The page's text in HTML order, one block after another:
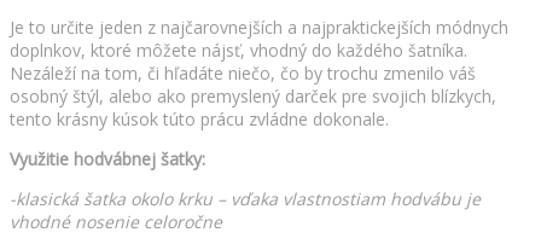
Je to určite jeden z najčarovnejších a najpraktickejších módnych
doplnkov, ktoré môžete nájsť, vhodný do každého šatníka.
Nezáleží na tom, či hľadáte niečo, čo by trochu zmenilo váš
osobný štýl, alebo ako premyslený darček pre svojich blízkych,
tento krásny kúsok túto prácu zvládne dokonale.
Využitie hodvábnej šatky:
-klasická šatka okolo krku – vďaka vlastnostiam hodvábu je
vhodné nosenie celoročne